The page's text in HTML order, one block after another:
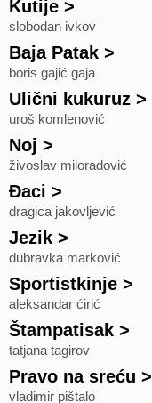
Kutije >
slobodan ivkov
Baja Patak >
boris gajić gaja
Ulični kukuruz >
uroš komlenović
Noj >
živoslav miloradović
Đaci >
dragica jakovljević
Jezik >
dubravka marković
Sportistkinje >
aleksandar ćirić
Štampatisak >
tatjana tagirov
Pravo na sreću >
vladimir pištalo